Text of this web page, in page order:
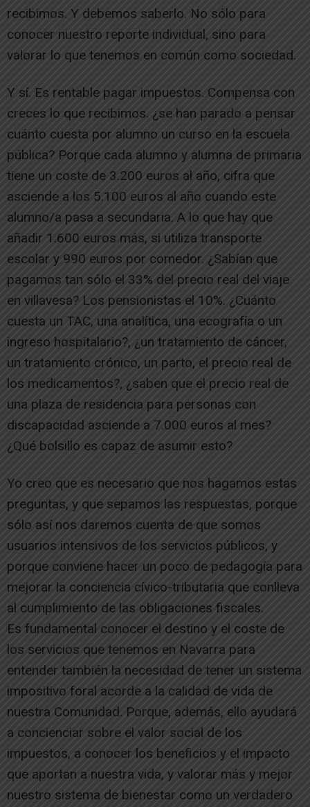
recibimos. Y debemos saberlo. No sólo para
conocer nuestro reporte individual, sino para
valorar lo que tenemos en común como sociedad.
Y sí. Es rentable pagar impuestos. Compensa con
creces lo que recibimos. ¿se han parado a pensar
cuánto cuesta por alumno un curso en la escuela
pública? Porque cada alumno y alumna de primaria
tiene un coste de 3.200 euros al año, cifra que
asciende a los 5.100 euros al año cuando este
alumno/a pasa a secundaria. A lo que hay que
añadir 1.600 euros más, si utiliza transporte
escolar y 990 euros por comedor. ¿Sabían que
pagamos tan sólo el 33% del precio real del viaje
en villavesa? Los pensionistas el 10%. ¿Cuánto
cuesta un TAC, una analítica, una ecografía o un
ingreso hospitalario?, ¿un tratamiento de cáncer,
un tratamiento crónico, un parto, el precio real de
los medicamentos?, ¿saben que el precio real de
una plaza de residencia para personas con
discapacidad asciende a 7.000 euros al mes?
¿Qué bolsillo es capaz de asumir esto?
Yo creo que es necesario que nos hagamos estas
preguntas, y que sepamos las respuestas, porque
sólo así nos daremos cuenta de que somos
usuarios intensivos de los servicios públicos, y
porque conviene hacer un poco de pedagogía para
mejorar la conciencia cívico-tributaria que conlleva
al cumplimiento de las obligaciones fiscales.
Es fundamental conocer el destino y el coste de
los servicios que tenemos en Navarra para
entender también la necesidad de tener un sistema
impositivo foral acorde a la calidad de vida de
nuestra Comunidad. Porque, además, ello ayudará
a concienciar sobre el valor social de los
impuestos, a conocer los beneficios y el impacto
que aportan a nuestra vida, y valorar más y mejor
nuestro sistema de bienestar como un verdadero